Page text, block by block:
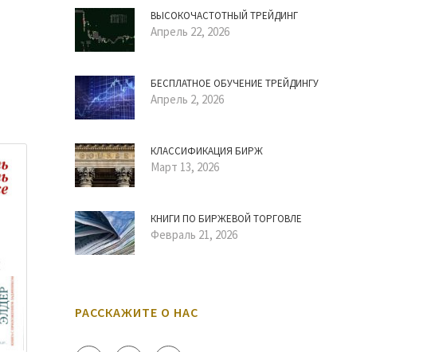
ВЫСОКОЧАСТОТНЫЙ ТРЕЙДИНГ
Апрель 22, 2026
БЕСПЛАТНОЕ ОБУЧЕНИЕ ТРЕЙДИНГУ
Апрель 2, 2026
КЛАССИФИКАЦИЯ БИРЖ
Март 13, 2026
КНИГИ ПО БИРЖЕВОЙ ТОРГОВЛЕ
Февраль 21, 2026
РАССКАЖИТЕ О НАС